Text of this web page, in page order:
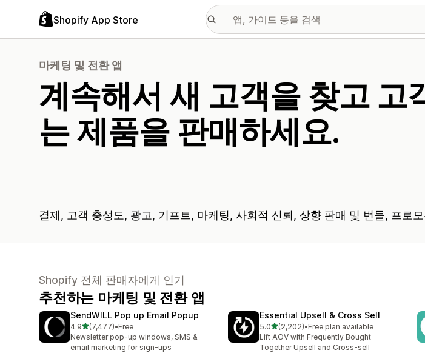
Shopify App Store
마케팅 및 전환 앱
계속해서 새 고객을 찾고 고
는 제품을 판매하세요.
결제 고객 충성도 광고 기프트 마케팅 사회적 신뢰 상향 판매 및 번들 프로모
Shopify 전체 판매자에게 인기
추천하는 마케팅 및 전환 앱
SendWILL Pop up Email Popup
4.9별 5개 중
(7,477)
총 리뷰 7477개
•Free
Newsletter pop-up windows, SMS &
email marketing for sign-ups
Essential Upsell & Cross Sell
5.0별 5개 중
(2,202)
총 리뷰 2202개
•Free plan available
Lift AOV with Frequently Bought
Together Upsell and Cross-sell